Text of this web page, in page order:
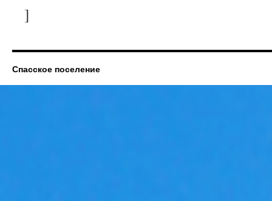
]
Спасское поселение